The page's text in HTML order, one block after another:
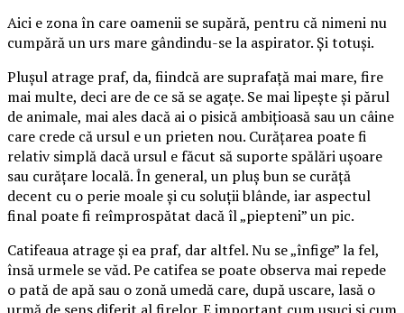
Aici e zona în care oamenii se supără, pentru că nimeni nu
cumpără un urs mare gândindu-se la aspirator. Și totuși.
Plușul atrage praf, da, fiindcă are suprafață mai mare, fire
mai multe, deci are de ce să se agațe. Se mai lipește și părul
de animale, mai ales dacă ai o pisică ambițioasă sau un câine
care crede că ursul e un prieten nou. Curățarea poate fi
relativ simplă dacă ursul e făcut să suporte spălări ușoare
sau curățare locală. În general, un pluș bun se curăță
decent cu o perie moale și cu soluții blânde, iar aspectul
final poate fi reîmprospătat dacă îl „piepteni” un pic.
Catifeaua atrage și ea praf, dar altfel. Nu se „înfige” la fel,
însă urmele se văd. Pe catifea se poate observa mai repede
o pată de apă sau o zonă umedă care, după uscare, lasă o